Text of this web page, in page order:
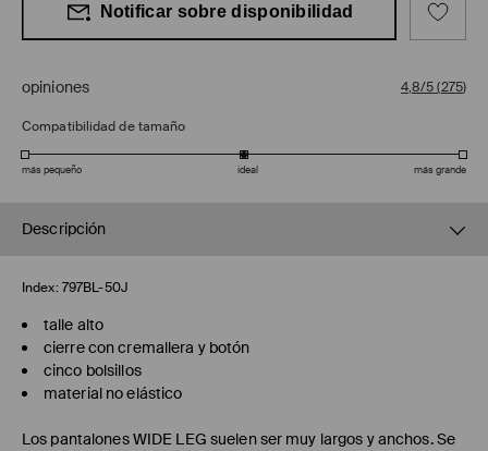
Notificar sobre disponibilidad
opiniones 4,8/5(275)
Compatibilidad de tamaño
más pequeño ideal más grande
Descripción
Index: 797BL-50J
talle alto
cierre con cremallera y botón
cinco bolsillos
material no elástico
Los pantalonesWIDE LEG suelen ser muy largos y anchos. Se